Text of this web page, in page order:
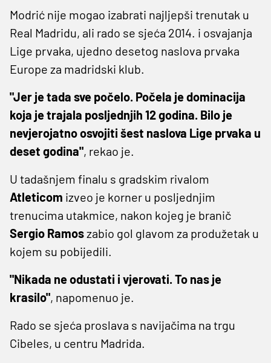
Modrić nije mogao izabrati najljepši trenutak u
Real Madridu, ali rado se sjeća 2014. i osvajanja
Lige prvaka, ujedno desetog naslova prvaka
Europe za madridski klub.
"Jer je tada sve počelo. Počela je dominacija
koja je trajala posljednjih 12 godina. Bilo je
nevjerojatno osvojiti šest naslova Lige prvaka u
deset godina", rekao je.
U tadašnjem finalu s gradskim rivalom
Atleticom izveo je korner u posljednjim
trenucima utakmice, nakon kojeg je branič
Sergio Ramoszabio gol glavom za produžetak u
kojem su pobijedili.
"Nikada ne odustati i vjerovati. To nas je
krasilo", napomenuo je.
Rado se sjeća proslava s navijačima na trgu
Cibeles, u centru Madrida.